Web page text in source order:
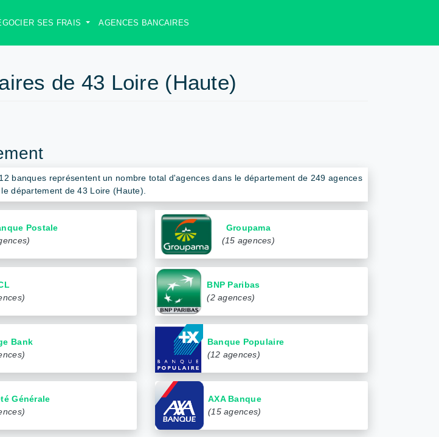
SES FRAIS AGENCES BANCAIRES
de 43 Loire (Haute)
banques représentent un nombre total d'agences dans le département de 249 agences
département de 43 Loire (Haute).
Postale
Groupama
(15 agences)
BNP Paribas
(2 agences)
Bank
Banque Populaire
(12 agences)
Générale
AXA Banque
(15 agences)